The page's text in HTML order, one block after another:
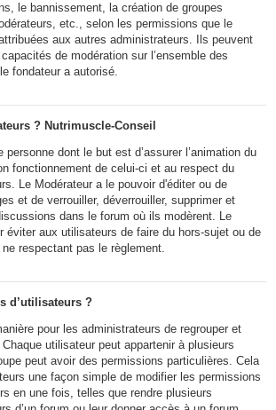
le bannissement, la création de groupes
etc., selon les permissions que le
aux autres administrateurs. Ils peuvent
de modération sur l’ensemble des
fondateur a autorisé.
? Nutrimuscle-Conseil
personne dont le but est d’assurer l’animation du
fonctionnement de celui-ci et au respect du
Le Modérateur a le pouvoir d'éditer ou de
et de verrouiller, déverrouiller, supprimer et
dans le forum où ils modèrent. Le
éviter aux utilisateurs de faire du hors-sujet ou de
respectant pas le règlement.
d’utilisateurs ?
pour les administrateurs de regrouper et
utilisateur peut appartenir à plusieurs
peut avoir des permissions particulières. Cela
une façon simple de modifier les permissions
en une fois, telles que rendre plusieurs